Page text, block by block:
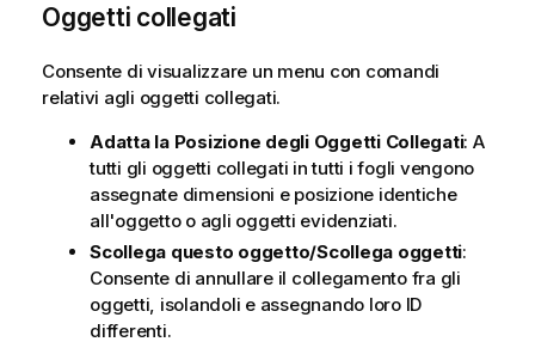
Oggetti collegati
Consente di visualizzare un menu con comandi
relativi agli oggetti collegati.
Adatta la Posizione degli Oggetti Collegati: A
tutti gli oggetti collegati in tutti i fogli vengono
assegnate dimensioni e posizione identiche
all'oggetto o agli oggetti evidenziati.
Scollega questo oggetto/Scollega oggetti:
Consente di annullare il collegamento fra gli
oggetti, isolandoli e assegnando loro ID
differenti.